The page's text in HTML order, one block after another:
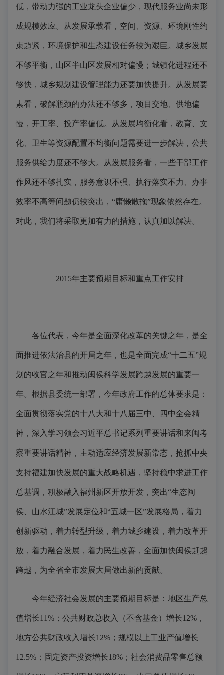
低，带动力强的工业龙头企业偏少，现代服务业尚未形
成规模效应。从发展承载看，空间、资源、环境刚性约
束趋紧，环境保护和生态建设任务较为艰巨。城乡发展
不够平衡，山区半山区发展相对偏慢；城镇化进程还不
够快，城乡规划建设管理能力还要加快提升。从发展要
素看，破解瓶颈的办法还不够多，项目交地、供地偏
慢，开工率、投产率偏低。从发展均衡化看，教育、文
化、卫生等资源配置不均衡问题需要进一步解决，公共
服务供给力度还不够大。从发展服务看，一些干部工作
作风还不够扎实，服务意识不强、执行落实不力、办事
效率不高等问题仍较突出，“庸懒散拖”现象依然存在。
对此，我们将采取更加有力的措施，认真加以解决。
2015年主要预期目标和重点工作安排
各位代表，今年是全面深化改革的关键之年，是全
面推进依法治县的开局之年，也是全面完成“十二五”规
划的收官之年和推动闽侯科学发展跨越发展的重要一
年。根据县委统一部署，今年政府工作的总体要求是：
全面贯彻落实党的十八大和十八届三中、四中全会精
神，深入学习领会习近平总书记系列重要讲话和来闽考
察重要讲话精神，主动适应经济发展新常态，抢抓中央
支持福建加快发展的重大战略机遇，坚持稳中求进工作
总基调，积极融入福州新区开放开发，突出“生态闽
侯、山水江城”发展定位和“五城一区”发展格局，着力
创新驱动，着力转型升级，着力城乡建设，着力改革开
放，着力融合发展，着力民生改善，全面加快闽侯赶超
跨越，为全省全市发展大局做出新的贡献。
今年经济社会发展的主要预期目标是：地区生产总
值增长11%；公共财政总收入（不含基金）增长12%，
地方公共财政收入增长12%；规模以上工业产值增长
12.5%；固定资产投资增长18%；社会消费品零售总额